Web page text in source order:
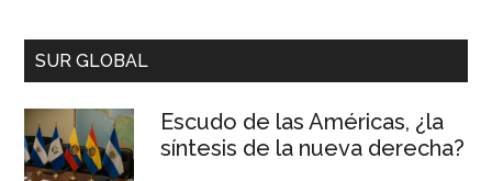
SUR GLOBAL
Escudo de las Américas, ¿la
síntesis de la nueva derecha?